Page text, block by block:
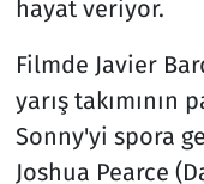
hayat veriyor.
Filmde Javier
yarış takımının
Sonny'yi spora
Joshua Pearce